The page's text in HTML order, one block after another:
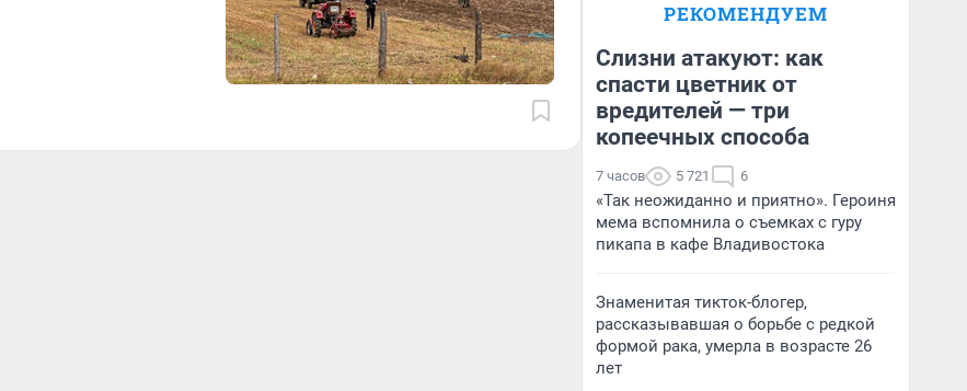
РЕКОМЕНДУЕМ
Слизни атакуют: как
спасти цветник от
вредителей — три
копеечных способа
7 часов 5 721 6
«Так неожиданно и приятно». Героиня
мема вспомнила о съемках с гуру
пикапа в кафе Владивостока
Знаменитая тикток-блогер,
рассказывавшая о борьбе с редкой
формой рака, умерла в возрасте 26
лет